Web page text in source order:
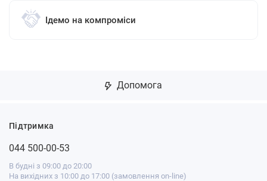
Ідемо на компроміси
Допомога
Підтримка
044 500-00-53
В будні з 09:00 до 20:00
На вихідних з 10:00 до 17:00 (замовлення on-line)